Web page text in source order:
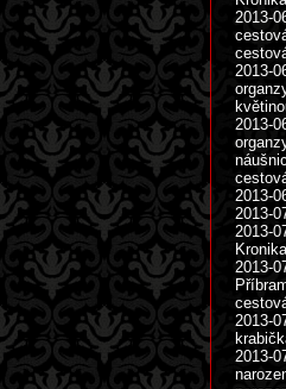
2013-
2013-
2013-
2013-
2013-
2013-
2013-
2013-
2013-